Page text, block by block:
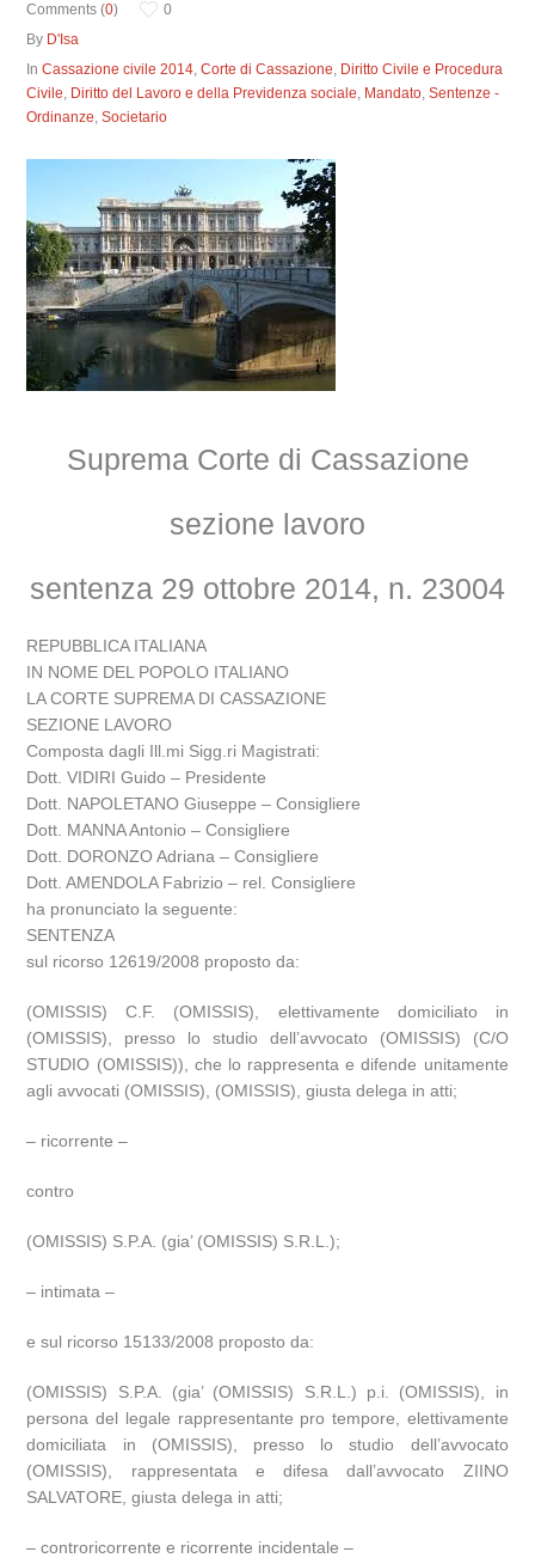
Comments (0)
0
By D'Isa
InCassazione civile 2014,Corte di Cassazione, Diritto Civile e Procedura
Civile, Diritto del Lavoro e della Previdenza sociale, Mandato,Sentenze -
Ordinanze,Societario
Suprema Corte di Cassazione
sezione lavoro
sentenza 29 ottobre 2014, n. 23004
REPUBBLICA ITALIANA
IN NOME DEL POPOLO ITALIANO
LA CORTE SUPREMA DI CASSAZIONE
SEZIONE LAVORO
Composta dagli Ill.mi Sigg.ri Magistrati:
Dott. VIDIRI Guido – Presidente
Dott. NAPOLETANO Giuseppe – Consigliere
Dott. MANNA Antonio – Consigliere
Dott. DORONZO Adriana – Consigliere
Dott. AMENDOLA Fabrizio – rel. Consigliere
ha pronunciato la seguente:
SENTENZA
sul ricorso 12619/2008 proposto da:
(OMISSIS) C.F. (OMISSIS), elettivamente domiciliato in
(OMISSIS), presso lo studio dell’avvocato (OMISSIS) (C/O
STUDIO (OMISSIS)), che lo rappresenta e difende unitamente
agli avvocati (OMISSIS), (OMISSIS), giusta delega in atti;
– ricorrente –
contro
(OMISSIS) S.P.A. (gia’ (OMISSIS) S.R.L.);
– intimata –
e sul ricorso 15133/2008 proposto da:
(OMISSIS) S.P.A. (gia’ (OMISSIS) S.R.L.) p.i. (OMISSIS), in
persona del legale rappresentante pro tempore, elettivamente
domiciliata in (OMISSIS), presso lo studio dell’avvocato
(OMISSIS), rappresentata e difesa dall’avvocato ZIINO
SALVATORE, giusta delega in atti;
– controricorrente e ricorrente incidentale –